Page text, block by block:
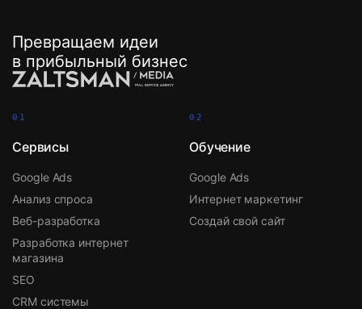
Превращаем идеи
в прибыльный бизнес
01
Сервисы
Google Ads
Анализ спроса
Веб-разработка
Разработка интернет
магазина
SEO
CRM системы
02
Обучение
Google Ads
Интернет маркетинг
Создай свой сайт